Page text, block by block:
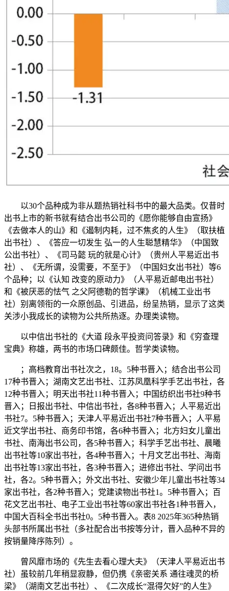
以30个品种成为非从题热销社科书中的最大品类。仅昔时
出书上市的新书就有结合出书公司的《愿你能够自由宣扬》
《去做本人的山》和《遏制内耗，过不焦炙的人生》（取扶植
出书社）、《答应一切发生 弘一的人生聪慧精华》（中国致
公出书社）、《司马懿 玩的就是心计》（贵州人平易近出书
社）、《无所谓，没需要，不至于》（中国妇女出书社）等6
个品种；以《认知 改变的原动力》（人平易近邮电出书社）
和《被厌恶的怯气 之父阿德勒的哲学课》（机械工业出书
社）别离领衔的一众原创品、引进品，纷呈热销，显示了这类
关涉小我成长的读物为公共所热逐。办理类读物。
以中信出书社的《大道 段永平投资问答录》和《穷查理
宝典》称雄，两书的市场口碑颇佳。哲学类读物。
；高档教育出书社次之，18。5种书晋入；结合出书公司
17种书晋入；湖南文艺出书社、江苏凤凰科学手艺出书社，各
12种书晋入；明天出书社11种书晋入；中国纺织出书社9种书
晋入；日报出书社、中信出书社，各8种书晋入；人平易近出
书社7。5种书晋入；天津人平易近出书社7种书晋入；人平易
近文学出书社、商务印书馆，各6种书晋入；北方妇女儿童出
书社、南海出书公司，各5种书晋入；科学手艺出书社、晨曦
出书社等10家出书社，各4种书晋入；十月文艺出书社、海南
出书社等13家出书社，各3种书晋入；进修出书社、学问出书
社，各2。5种书晋入；外文出书社、安徽少年儿童出书社等34
家出书社，各2种书晋入；党建读物出书社1。5种书晋入；百
花文艺出书社、电子工业出书社等60家出书社各1种书晋入，
中国大百科全书出书社0。5种书晋入。表8 2025年365种热销
头部书所属出书社（多社配合出书按等分计，晋入品种不异的
按销量降序陈列）。
曾风靡市场的《先生去看心理大夫》（天津人平易近出书
社）虽较前几年稍显寂静，但仍携《亲密关系 通往魂灵的桥
梁》（湖南文艺出书社）、《二次成长“混得欠好”的人生》